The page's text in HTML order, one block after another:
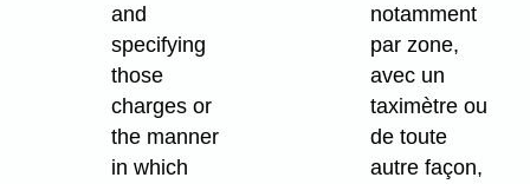
and
specifying
those
charges or
the manner
in which
notamment
par zone,
avec un
taximètre ou
de toute
autre façon,